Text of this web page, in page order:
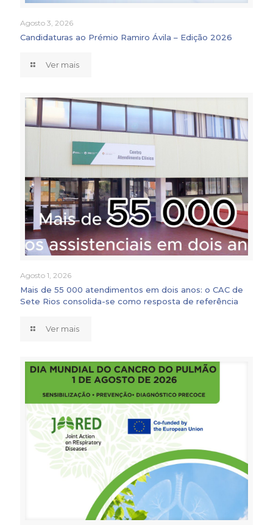
Agosto 3, 2026
Candidaturas ao Prémio Ramiro Ávila – Edição 2026
Ver mais
Agosto 1, 2026
Mais de 55 000 atendimentos em dois anos: o CAC de
Sete Rios consolida-se como resposta de referência
Ver mais